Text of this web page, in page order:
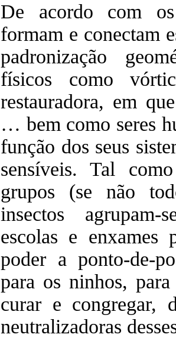
De acordo com
formam e conectam
padronização
físicos como
restauradora, em
… bem como seres
função dos seus
sensíveis. Tal
grupos (se não
insectos
escolas e enxames
poder a ponto-de-
para os ninhos, para
curar e congregar,
neutralizadoras